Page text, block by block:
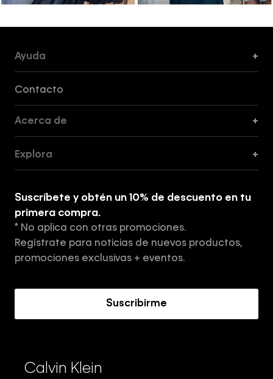
Ayuda +
Contacto
Acerca de +
Tiendas
Aviso de privacidad
Términos y Condiciones
Explora +
Suscríbete y obtén un 10% de descuento en tu
primera compra.
* No aplica con otras promociones.
Regístrate para noticias de nuevos productos,
promociones exclusivas + eventos.
Suscribirme
Calvin Klein